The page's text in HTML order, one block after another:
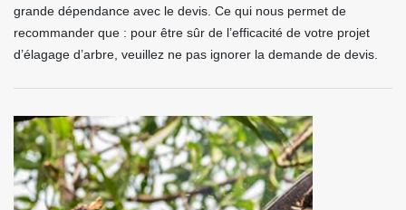
grande dépendance avec le devis. Ce qui nous permet de
recommander que : pour être sûr de l’efficacité de votre projet
d’élagage d’arbre, veuillez ne pas ignorer la demande de devis.